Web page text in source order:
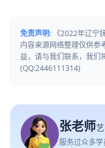
免责声明: 《2022年辽宁
内容来源网络整理仅供参
益，请与我们联系，我们
(QQ:2446111314)
张老师
服务过众多学